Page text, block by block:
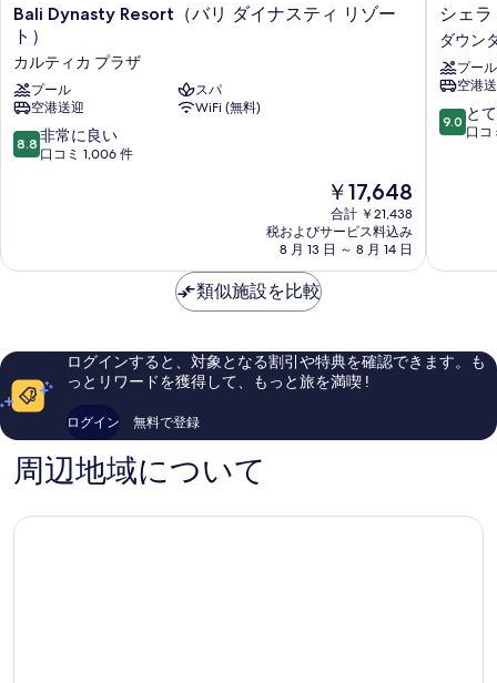
Bali
Dynasty
Resort（バ
リ
ダ
イ
ナ
ス
ト）
ィ
プ
ラ
Bali Dynasty Resort（バリ ダイナスティ リゾー
ト）
カルティカ プラザ
プール
スパ
空港送迎
WiFi (無料)
10
段
に
コ
1,006
件
の
口
ミ
8.8 非常に良い
口コミ 1,006 件
現
在
の
料
金
￥17,648
合計 ￥21,438
税およびサービス料込み
8 月 13 日 ～ 8 月 14 日
シ
ェ
ラ
ト
ン
バ
リ
ダ
ウ
ン
シェ
ダウン
プール
空港
10
段
素
い、
口
口
9.0 と
口コ
類似施設を比較
ログインすると、対象となる割引や特典を確認できます。も
っとリワードを獲得して、もっと旅を満喫 !
ログイン 無料で登録
周辺地域について